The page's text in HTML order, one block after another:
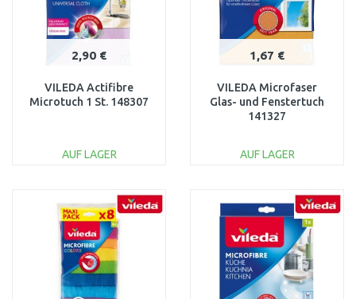
2,90 €
VILEDA Actifibre
Microtuch 1 St. 148307
AUF LAGER
WARENKORB
Vergleichen
1,67 €
VILEDA Microfaser
Glas- und Fenstertuch
141327
AUF LAGER
WARENKORB
Vergleichen